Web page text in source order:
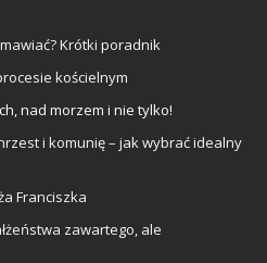
Krótki poradnik
kościelnym
nad morzem i nie tylko!
i komunię – jak wybrać idealny
Franciszka
zawartego, ale